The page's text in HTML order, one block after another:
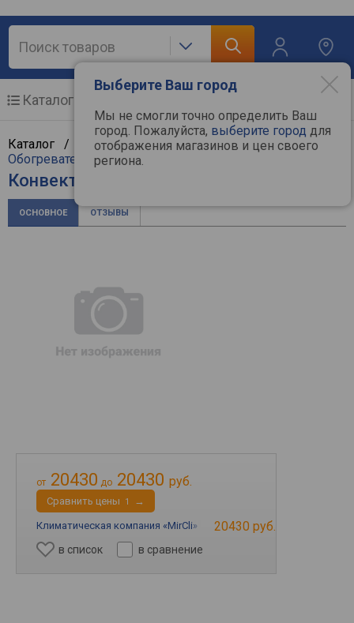
Выберите Ваш город
Мы не смогли точно определить Ваш
город. Пожалуйста, выберите город для
отображения магазинов и цен своего
региона.
Каталог
Каталог / Климат, отопление и водоснабжение/
Обогреватели
/Конвекторы
Конвектор STEHER SCE-1500
ОСНОВНОЕ ОТЗЫВЫ
от 20430 до 20430 руб.
Cравнить цены 1 →
Климатическая компания «MirCli» 20430 руб.
в список в сравнение